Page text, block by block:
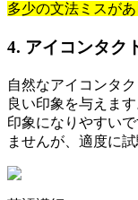
多少の文法ミスが
4. アイコンタク
自然なアイコンタ
良い印象を与えま
印象になりやすい
ませんが、適度に